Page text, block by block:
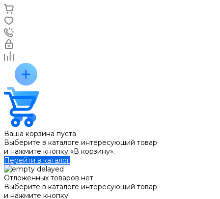
Ваша корзина пуста
Выберите в каталоге интересующий товар
и нажмите кнопку «В корзину».
Перейти в каталог
Отложенных товаров нет
Выберите в каталоге интересующий товар
и нажмите кнопку